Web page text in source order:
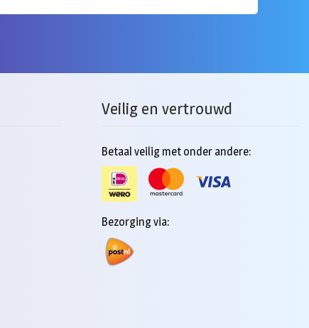
Veilig en vertrouwd
Betaal veilig met onder andere:
Bezorging via: